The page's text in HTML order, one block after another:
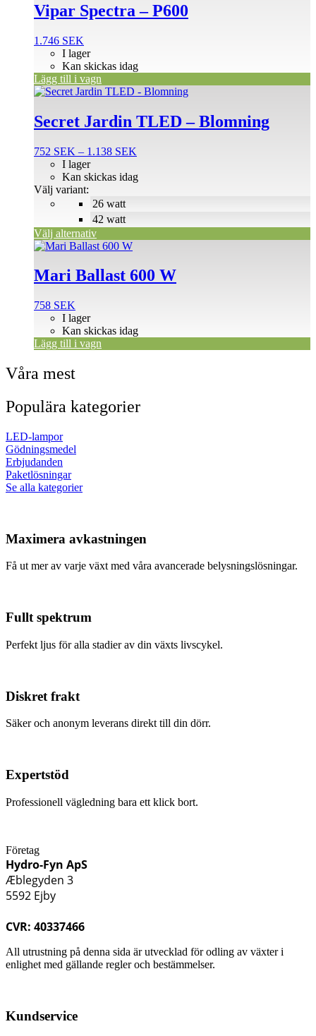
Vipar Spectra – P600
1.746 SEK
I lager
Kan skickas idag
Lägg till i vagn
Secret Jardin TLED – Blomning
752 SEK – 1.138 SEK
till
26 watt
42 watt
I lager
Kan skickas idag
Välj variant:
Välj alternativ
Den
produkten
har
varianter.
olika
alternativen
på
produktsidan
Mari Ballast 600 W
758 SEK
I lager
Kan skickas idag
Lägg till i vagn
Våra mest
Populära kategorier
LED-lampor
Gödningsmedel
Erbjudanden
Paketlösningar
Se alla kategorier
Maximera avkastningen
Få ut mer av varje växt med våra avancerade belysningslösningar.
Fullt spektrum
Perfekt ljus för alla stadier av din växts livscykel.
Diskret frakt
Säker och anonym leverans direkt till din dörr.
Expertstöd
Professionell vägledning bara ett klick bort.
Företag
Hydro-Fyn ApS
Æblegyden 3
5592 Ejby
CVR: 40337466
All utrustning på denna sida är utvecklad för odling av växter i
enlighet med gällande regler och bestämmelser.
Kundservice